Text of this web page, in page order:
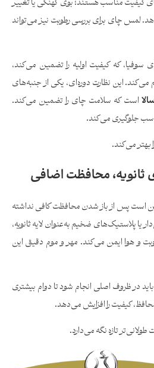
کیفیت مناسب هستند؛ بوی کهنگی یا تغییر
لمس چای برای بررسی رطوبت نیز می‌تواند
سوفیا، که کیفیت اولیه را تضمین می‌کند،
می‌کند. این نظارت دوره‌ای، یکی از جنبه‌های
است که سلامت چای را تضمین می‌کند.
جلوگیری می‌کند.
بهتر می‌کند.
ثانویه، محافظت اضافی
است پس از باز شدن محافظت کافی نداشته
یا پلاستیک‌های ضخیم به‌عنوان لایه ثانویه،
و هوا ایمن می‌کند. مهر و موم دقیق این
در ظروف اصلی انجام شود تا دوام بیشتری
کیفیت را افزایش می‌دهد.
تازه نگه می‌دارد.